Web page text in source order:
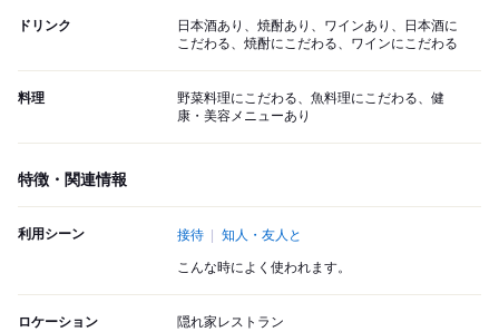
ドリンク
日本酒あり、焼酎あり、ワインあり、日本酒に
こだわる、焼酎にこだわる、ワインにこだわる
料理
野菜料理にこだわる、魚料理にこだわる、健
康・美容メニューあり
特徴・関連情報
利用シーン 接待 知人・友人と
こんな時によく使われます。
ロケーション 隠れ家レストラン